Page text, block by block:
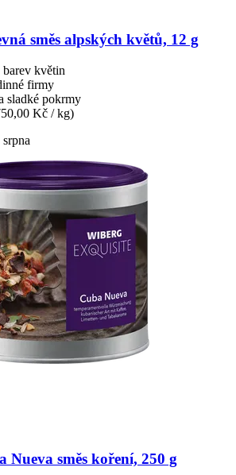
směs alpských květů, 12 g
květin
firmy
sladké pokrmy
Kč / kg)
Nueva směs koření, 250 g